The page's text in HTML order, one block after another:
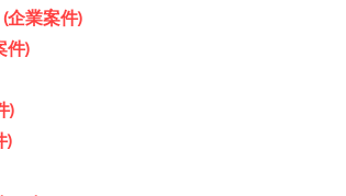
(企業案件)
件)
)
)